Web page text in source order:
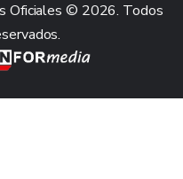
Oficiales © 2026. Todos